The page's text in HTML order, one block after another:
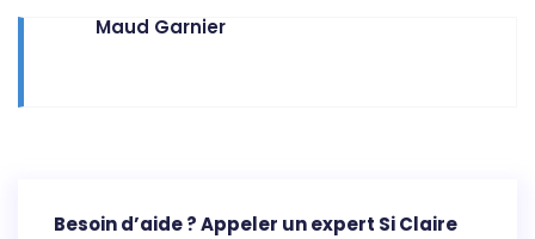
Maud Garnier
Besoin d’aide ? Appeler un expert Si Claire